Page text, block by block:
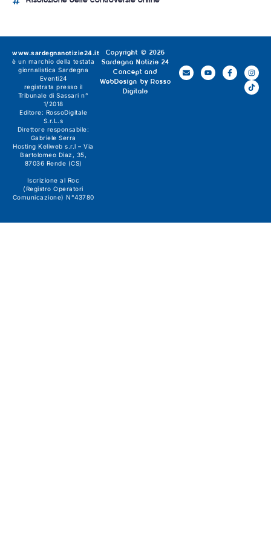
Copyright © 2026
Sardegna Notizie 24
Concept and
WebDesign by Rosso
Digitale
www.sardegnanotizie24.it
è un marchio della testata
giornalistica Sardegna
Eventi24
registrata presso il
Tribunale di Sassari n°
1/2018
Editore: RossoDigitale
S.r.L.s
Direttore responsabile:
Gabriele Serra
Hosting Keliweb s.r.l – Via
Bartolomeo Diaz, 35,
87036 Rende (CS)
Iscrizione al Roc
(Registro Operatori
Comunicazione) N°43780